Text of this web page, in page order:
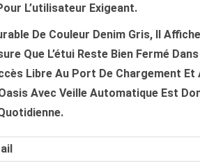
L’utilisateur Exigeant.
De Couleur Denim Gris, Il
Que L’étui Reste Bien Fermé
Libre Au Port De Chargement Et
Avec Veille Automatique Est